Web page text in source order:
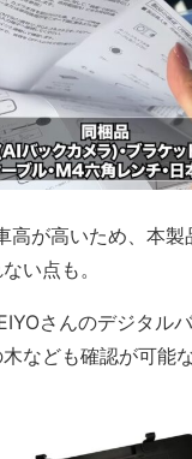
高が高いため、本
い点も。
さんのデジタル
なども確認が可能